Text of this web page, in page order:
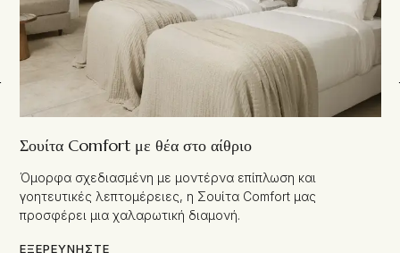
Σουίτα Comfort με θέα στο αίθριο
Όμορφα σχεδιασμένη με μοντέρνα επίπλωση και
γοητευτικές λεπτομέρειες, η Σουίτα Comfort μας
προσφέρει μια χαλαρωτική διαμονή.
ΕΞΕΡΕΥΝΉΣΤΕ